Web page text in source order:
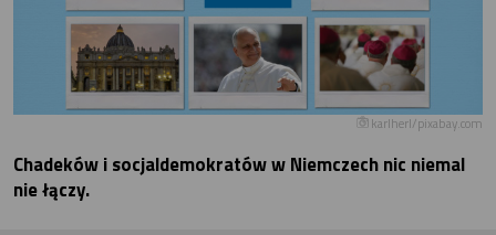
karlherl/pixabay.com
Chadeków i socjaldemokratów w Niemczech nic niemal
nie łączy.